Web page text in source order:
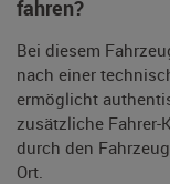
fahren?
Bei diesem
nach einer
ermöglicht
zusätzliche Fahrer-
durch den
Ort.